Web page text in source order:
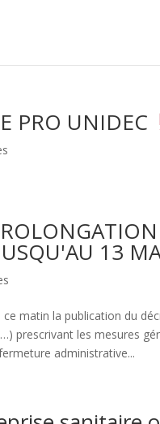
PRO UNIDEC
13
matin la publication du
prescrivant les mesures
administrative...